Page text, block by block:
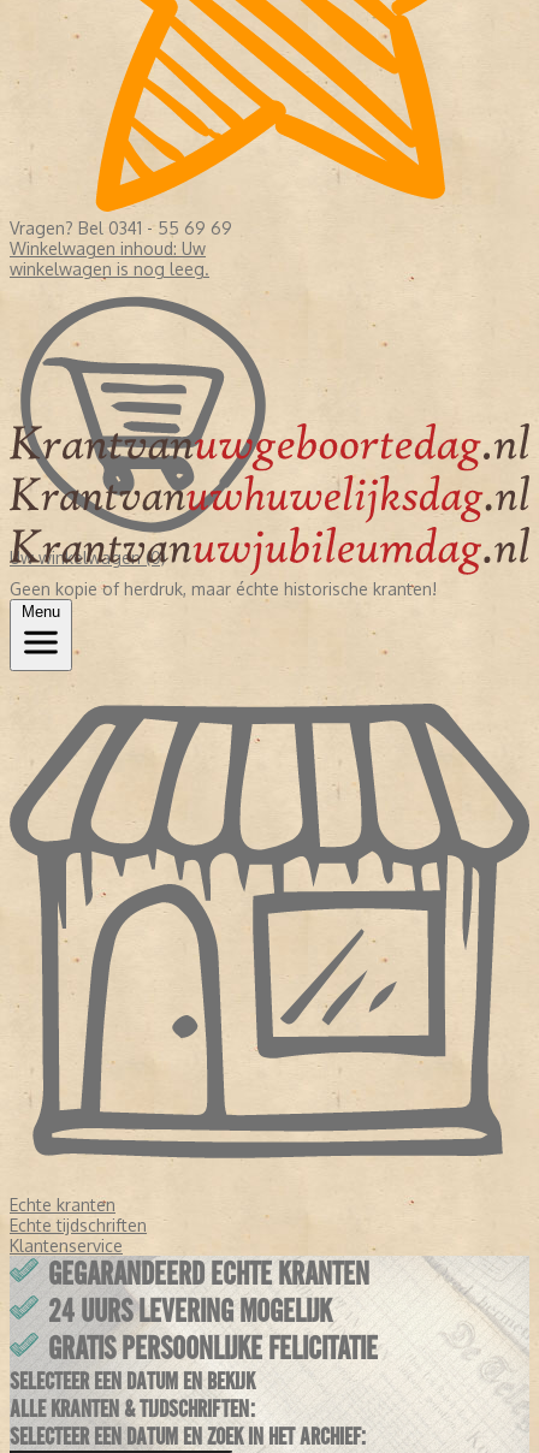
Vragen? Bel 0341 - 55 69 69
Winkelwagen inhoud: Uw
winkelwagen is nog leeg.
Uw winkelwagen (0)
Geen kopie of herdruk, maar échte historische kranten!
Menu
Echte kranten
Echte tijdschriften
Klantenservice
GEGARANDEERD ECHTE KRANTEN
24 UURS LEVERING MOGELIJK
GRATIS PERSOONLIJKE FELICITATIE
SELECTEER EEN DATUM EN BEKIJK
ALLE KRANTEN & TIJDSCHRIFTEN:
SELECTEER EEN DATUM EN ZOEK IN HET ARCHIEF: